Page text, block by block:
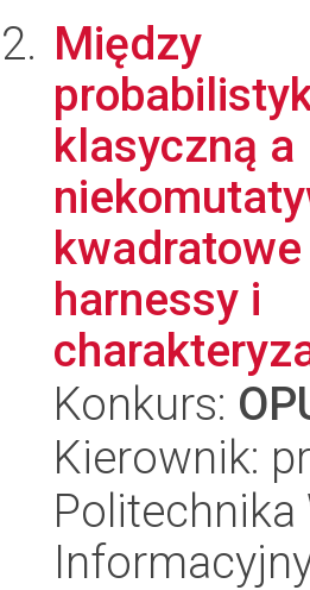
Między
klasyczną a
kwadratowe
harnessy i
Konkurs:
Kierownik:
Politechnika